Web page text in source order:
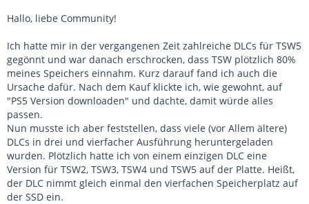
Hallo, liebe Community!
Ich hatte mir in der vergangenen Zeit zahlreiche DLCs für TSW5
gegönnt und war danach erschrocken, dass TSW plötzlich 80%
meines Speichers einnahm. Kurz darauf fand ich auch die
Ursache dafür. Nach dem Kauf klickte ich, wie gewohnt, auf
"PS5 Version downloaden" und dachte, damit würde alles
passen.
Nun musste ich aber feststellen, dass viele (vor Allem ältere)
DLCs in drei und vierfacher Ausführung heruntergeladen
wurden. Plötzlich hatte ich von einem einzigen DLC eine
Version für TSW2, TSW3, TSW4 und TSW5 auf der Platte. Heißt,
der DLC nimmt gleich einmal den vierfachen Speicherplatz auf
der SSD ein.